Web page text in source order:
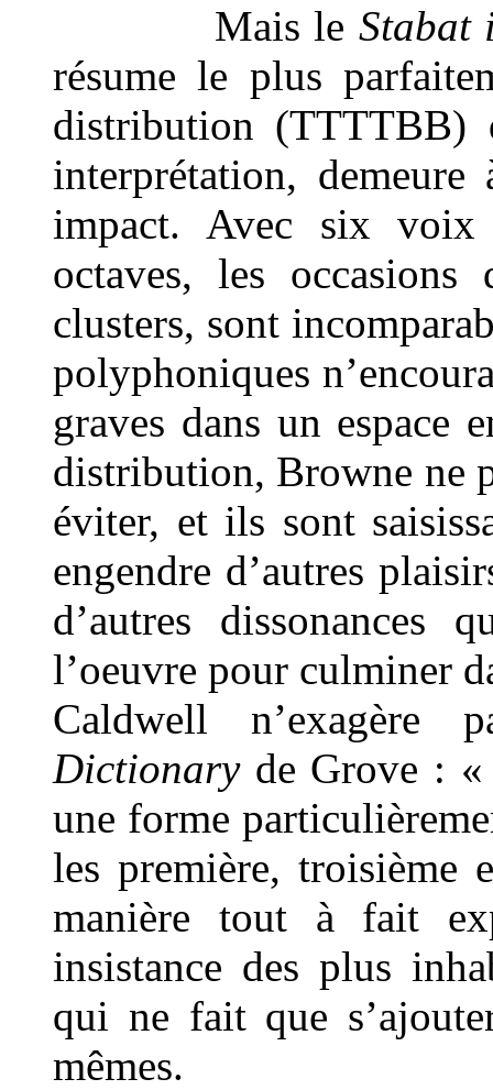
Mais le Stabat
résume le plus
distribution (TTTTBB)
interprétation,
impact. Avec six
octaves, les occasions
clusters, sont
polyphoniques
graves dans un espace
distribution, Browne ne
éviter, et ils sont
engendre d’autres
d’autres dissonances
l’oeuvre pour culminer
Caldwell n’exagère
Dictionaryde Grove : «
une forme
les première, troisième
manière tout à fait
insistance des plus
qui ne fait que
mêmes.